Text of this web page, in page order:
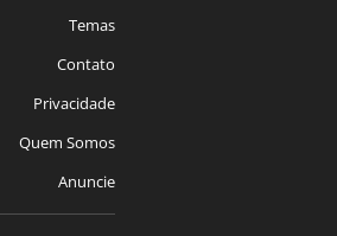
Temas
Contato
Privacidade
Quem Somos
Anuncie